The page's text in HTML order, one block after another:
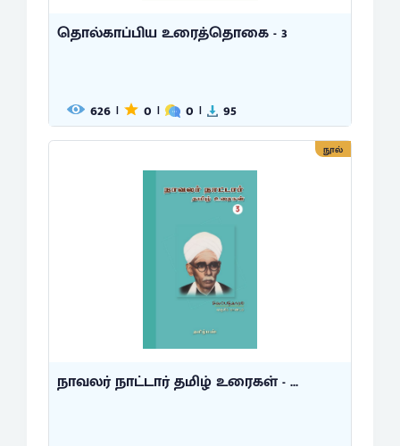
தொல்காப்பிய உரைத்தொகை - 3
626 | 0 | 0 | 95
நூல்
நாவலர் நாட்டார் தமிழ் உரைகள் - ...